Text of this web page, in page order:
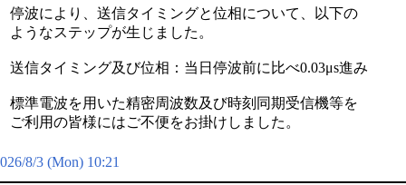
停波により、送信タイミングと位相について、以下の
ようなステップが生じました。
送信タイミング及び位相：当日停波前に比べ0.03μs進み
標準電波を用いた精密周波数及び時刻同期受信機等を
ご利用の皆様にはご不便をお掛けしました。
8/3 (Mon) 10:21